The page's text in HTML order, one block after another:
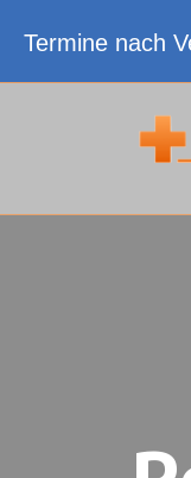
Termine nach